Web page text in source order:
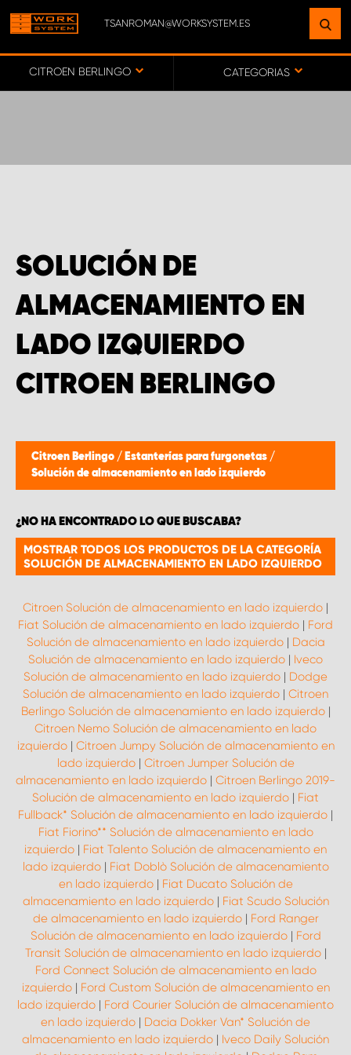
TSANROMAN@WORKSYSTEM.ES
CITROEN BERLINGO CATEGORIAS
SOLUCIÓN DE
ALMACENAMIENTO EN
LADO IZQUIERDO
CITROEN BERLINGO
Citroen Berlingo / Estanterías para furgonetas /
Solución de almacenamiento en lado izquierdo
¿NO HA ENCONTRADO LO QUE BUSCABA?
MOSTRAR TODOS LOS PRODUCTOS DE LA CATEGORÍA
SOLUCIÓN DE ALMACENAMIENTO EN LADO IZQUIERDO
Citroen Solución de almacenamiento en lado izquierdo |
Fiat Solución de almacenamiento en lado izquierdo | Ford
Solución de almacenamiento en lado izquierdo| Dacia
Solución de almacenamiento en lado izquierdo | Iveco
Solución de almacenamiento en lado izquierdo | Dodge
Solución de almacenamiento en lado izquierdo | Citroen
Berlingo Solución de almacenamiento en lado izquierdo|
Citroen Nemo Solución de almacenamiento en lado
izquierdo| Citroen Jumpy Solución de almacenamiento en
lado izquierdo| Citroen Jumper Solución de
almacenamiento en lado izquierdo | Citroen Berlingo 2019-
Solución de almacenamiento en lado izquierdo | Fiat
Fullback* Solución de almacenamiento en lado izquierdo |
Fiat Fiorino** Solución de almacenamiento en lado
izquierdo | Fiat Talento Solución de almacenamiento en
lado izquierdo| Fiat Doblò Solución de almacenamiento
en lado izquierdo| Fiat Ducato Solución de
almacenamiento en lado izquierdo| Fiat Scudo Solución
de almacenamiento en lado izquierdo| Ford Ranger
Solución de almacenamiento en lado izquierdo| Ford
Transit Solución de almacenamiento en lado izquierdo|
Ford Connect Solución de almacenamiento en lado
izquierdo| Ford Custom Solución de almacenamiento en
lado izquierdo | Ford Courier Solución de almacenamiento
en lado izquierdo | Dacia Dokker Van* Solución de
almacenamiento en lado izquierdo | Iveco Daily Solución
ENCUENTRE UNA INSTALACIÓN
CERCA DE USTED